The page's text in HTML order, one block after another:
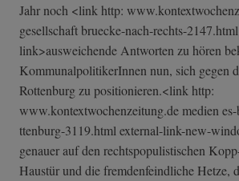
Jahr noch <link http:
gesellschaft bruecke-nach-rechts-
link>ausweichende Antworten zu hören
KommunalpolitikerInnen nun, sich gegen
Rottenburg zu positionieren.<link http:
www.kontextwochenzeitung.de medien
ttenburg-3119.h­tml external-link-new-
genauer auf den rechtspopulistischen
Haustür und die fremdenfeindliche Hetze,